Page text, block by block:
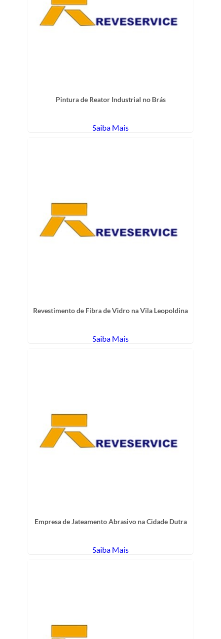
Pintura de Reator Industrial no Brás
Saiba Mais
Revestimento de Fibra de Vidro na Vila Leopoldina
Saiba Mais
Empresa de Jateamento Abrasivo na Cidade Dutra
Saiba Mais